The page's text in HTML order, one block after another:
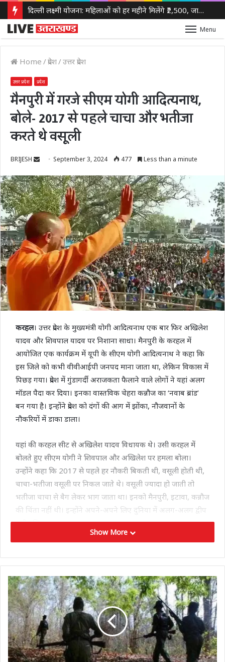
दिल्ली लक्ष्मी योजना: महिलाओं को हर महीने मिलेंगे ₹2,500, जानिए कौन कर सकता है आवेदन और कैसे भरें फॉर्म
Menu
Home /प्रदेश/उत्तर प्रदेश
उत्तर प्रदेश प्रदेश
मैनपुरी में गरजे सीएम योगी आदित्यनाथ,
बोले- 2017 से पहले चाचा और भतीजा
करते थे वसूली
BRIJESH
Send
email
September 3, 2024 477 Less than a minute
करहल। उत्तर प्रदेश के मुख्यमंत्री योगी आदित्यनाथ एक बार फिर अखिलेश
यादव और शिवपाल यादव पर निशाना साधा। मैनपुरी के करहल में
आयोजित एक कार्यक्रम में यूपी के सीएम योगी आदित्यनाथ ने कहा कि
इस जिले को कभी वीवीआईपी जनपद माना जाता था, लेकिन विकास में
पिछड़ गया। प्रदेश में गुंडागर्दी अराजकता फैलाने वाले लोगों ने यहां अलग
मॉडल पैदा कर दिया। इनका वास्तविक चेहरा कन्नौज का ‘नवाब ब्रांड’
बन गया है। इन्होंने प्रदेश को दंगों की आग में झोंका, नौजवानों के
नौकरियों में डाका डाला।
यहां की करहल सीट से अखिलेश यादव विधायक थे। उसी करहल में
बोलते हुए सीएम योगी ने शिवपाल और अखिलेश पर हमला बोला।
उन्होंने कहा कि 2017 से पहले हर नौकरी बिकती थी, वसूली होती थी,
चाचा-भतीजा वसूली पर निकल जाते थे। वसूली ज्यादा हो जाती तो
भतीजा चाचा से बैग लेकर भाग जाता था। इनको मैनपुरी, इटावा, कन्नौज
की चिंता नहीं थी। इन्होंने अपने-अपने लिए दुनिया में अलग-अलग द्वीप
खरीद लिए।
होता हैं। आज बहन बेटियां सुरक्षित है। प्रदेश में गुंडागर्दी खत्म हो गई है।
अगर कोई ऐसा काम करता भी है तो उसकी सात पुश्ते याद रखेंगी। चाचा
की नीयत ही रही हमेशा धक्का खाना हैं।
Show More